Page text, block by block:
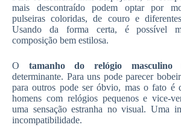
mais descontraído podem optar por
pulseiras coloridas, de couro e
Usando da forma certa, é possível
composição bem estilosa.
O tamanho do relógio masculino
determinante. Para uns pode parecer
para outros pode ser óbvio, mas o fato é
homens com relógios pequenos e vice-
uma sensação estranha no visual. Uma
incompatibilidade.